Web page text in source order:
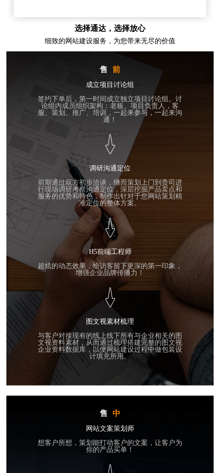
选择通达，选择放心
细致的网站建设服务，为您带来无尽的价值
售 前
成立项目讨论组
签约下单后，第一时间成立独立项目讨论组。讨
论组内成员组织架构：老板、项目负责人，客
服、策划、推广、培训，一起来参与，一起来沟
通！
调研沟通定位
前期通过双方初步洽谈，继而策划上门到贵司进
行现场调研考察沟通定位，深层挖掘产品卖点和
服务的优势和特色，制作出针对于您网站策划精
准定位的整体方案。
H5前端工程师
超炫的动态效果，给访客留下更深的第一印象，
增强企业品牌传播力！
图文视素材梳理
与客户对接现有的线上线下所有与企业相关的图
文视资料素材，从而通过梳理搭建完整的图文视
企业资料数据库，以便网站建设过程中做包装设
计填充所用。
售 中
网站文案策划师
想客户所想，策划能打动客户的文案，让客户为
你的产品买单！